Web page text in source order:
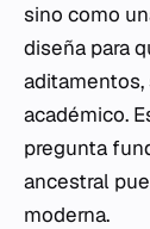
sino como
diseña para
académico.
pregunta
ancestral
moderna.